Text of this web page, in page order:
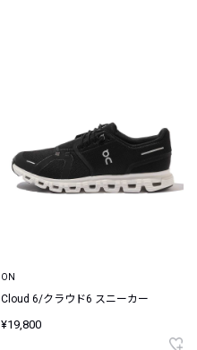
ON
Cloud 6/クラウド6 スニーカー
¥19,800